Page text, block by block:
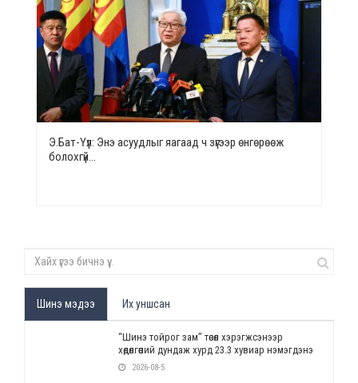
Э.Бат-Үүл: Энэ асуудлыг яагаад ч зүгээр өнгөрөөж
болохгүй…
Шинэ мэдээ Их уншсан
“Шинэ тойрог зам” төсөл хэрэгжсэнээр
хөдөлгөөний дундаж хурд 23.3 хувиар нэмэгдэнэ
2026-08-5